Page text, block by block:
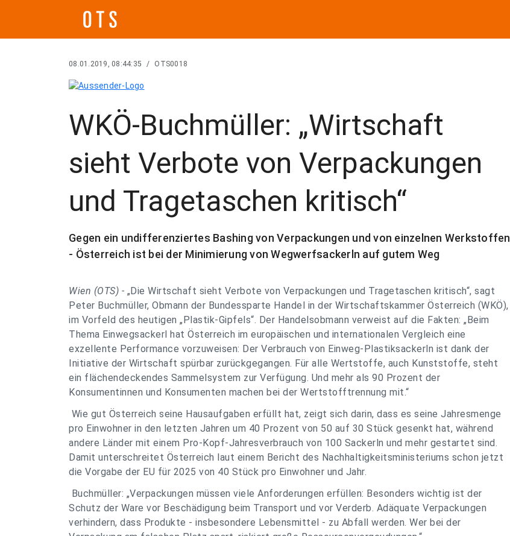
08.01.2019, 08:44:35 / OTS0018
WKÖ-Buchmüller: „Wirtschaft
sieht Verbote von Verpackungen
und Tragetaschen kritisch“
Gegen ein undifferenziertes Bashing von Verpackungen und von einzelnen Werkstoffen
- Österreich ist bei der Minimierung von Wegwerfsackerln auf gutem Weg
Wien (OTS) - „Die Wirtschaft sieht Verbote von Verpackungen und Tragetaschen kritisch“, sagt
Peter Buchmüller, Obmann der Bundessparte Handel in der Wirtschaftskammer Österreich (WKÖ),
im Vorfeld des heutigen „Plastik-Gipfels“. Der Handelsobmann verweist auf die Fakten: „Beim
Thema Einwegsackerl hat Österreich im europäischen und internationalen Vergleich eine
exzellente Performance vorzuweisen: Der Verbrauch von Einweg-Plastiksackerln ist dank der
Initiative der Wirtschaft spürbar zurückgegangen. Für alle Wertstoffe, auch Kunststoffe, steht
ein flächendeckendes Sammelsystem zur Verfügung. Und mehr als 90 Prozent der
Konsumentinnen und Konsumenten machen bei der Wertstofftrennung mit.“
Wie gut Österreich seine Hausaufgaben erfüllt hat, zeigt sich darin, dass es seine Jahresmenge
pro Einwohner in den letzten Jahren um 40 Prozent von 50 auf 30 Stück gesenkt hat, während
andere Länder mit einem Pro-Kopf-Jahresverbrauch von 100 Sackerln und mehr gestartet sind.
Damit unterschreitet Österreich laut einem Bericht des Nachhaltigkeitsministeriums schon jetzt
die Vorgabe der EU für 2025 von 40 Stück pro Einwohner und Jahr.
Buchmüller: „Verpackungen müssen viele Anforderungen erfüllen: Besonders wichtig ist der
Schutz der Ware vor Beschädigung beim Transport und vor Verderb. Adäquate Verpackungen
verhindern, dass Produkte - insbesondere Lebensmittel - zu Abfall werden. Wer bei der